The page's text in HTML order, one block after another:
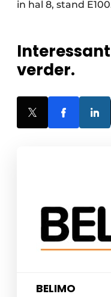
in hal 8, stand
verder.
BELIMO